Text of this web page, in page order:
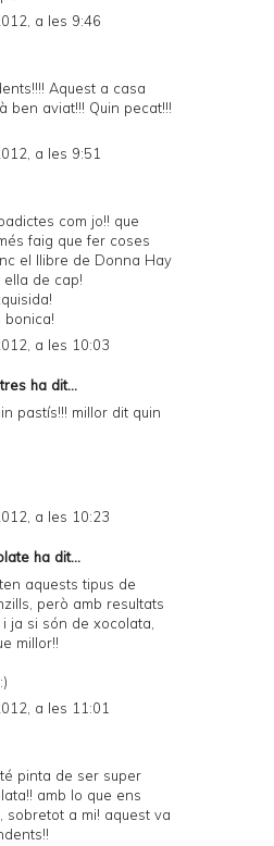
a les 9:46
Aquest a casa
ben aviat!!! Quin pecat!!!
a les 9:51
com jo!! que
faig que fer coses
el llibre de Donna Hay
de cap!
bonica!
a les 10:03
ha dit...
pastís!!! millor dit quin
a les 10:23
ha dit...
aquests tipus de
però amb resultats
ja si són de xocolata,
millor!!
a les 11:01
pinta de ser super
amb lo que ens
sobretot a mi! aquest va